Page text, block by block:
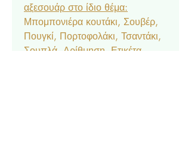
αξεσουάρ στο ίδιο θέμα:
Μπομπονιέρα κουτάκι, Σουβέρ,
Πουγκί, Πορτοφολάκι, Τσαντάκι,
Σουπλά, Αρίθμηση, Ετικέτα